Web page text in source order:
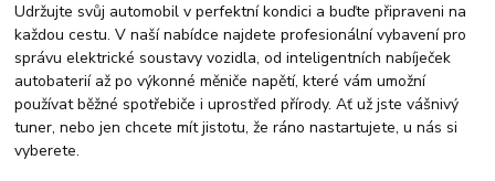
Udržujte svůj automobil v perfektní kondici a buďte připraveni na
každou cestu. V naší nabídce najdete profesionální vybavení pro
správu elektrické soustavy vozidla, od inteligentních nabíječek
autobaterií až po výkonné měniče napětí, které vám umožní
používat běžné spotřebiče i uprostřed přírody. Ať už jste vášnivý
tuner, nebo jen chcete mít jistotu, že ráno nastartujete, u nás si
vyberete.